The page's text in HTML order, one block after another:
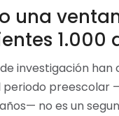
una
1.000
investigación han
periodo preescolar
no es un